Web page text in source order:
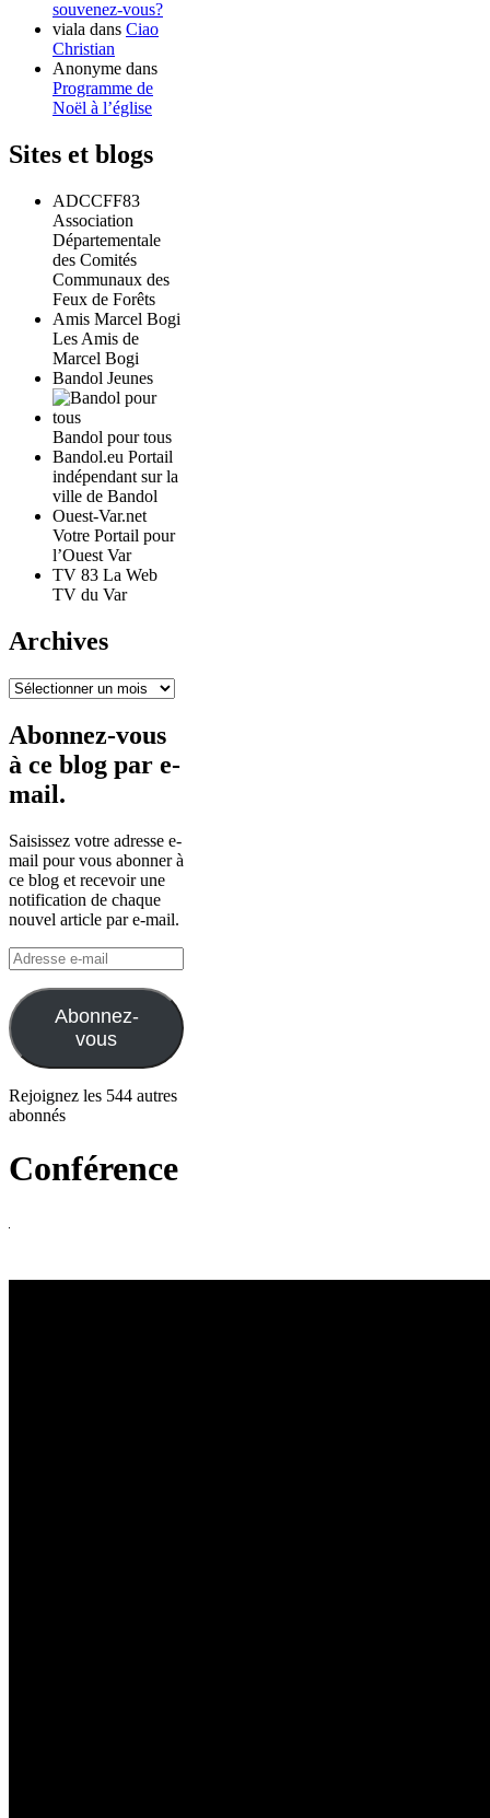
souvenez-vous?
viala dans Ciao
Christian
Anonyme dans
Programme de
Noël à l’église
Sites et blogs
ADCCFF83
Association
Départementale
des Comités
Communaux des
Feux de Forêts
Amis Marcel Bogi
Les Amis de
Marcel Bogi
Bandol Jeunes
Bandol pour tous
Bandol.eu Portail
indépendant sur la
ville de Bandol
Ouest-Var.net
Votre Portail pour
l’Ouest Var
TV 83 La Web
TV du Var
Archives
Archives
Abonnez-vous
à ce blog par e-
mail.
Saisissez votre adresse e-
mail pour vous abonner à
ce blog et recevoir une
notification de chaque
nouvel article par e-mail.
Adresse
e-
mail
Abonnez-
vous
Rejoignez les 544 autres
abonnés
Conférence